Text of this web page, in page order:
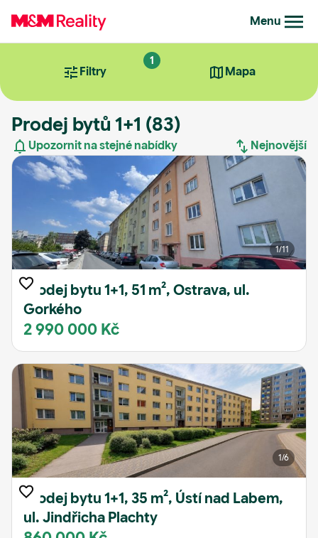
Menu
Filtry
1
Mapa
Prodej bytů 1+1 (83)
Upozornit na stejné nabídky Nejnovější
Nejnovější
Nejstarší
Nejdražší
Nejlevnější
1/11
Prodej bytu 1+1, 51 m², Ostrava, ul.
Gorkého
2 990 000 Kč
1/6
Prodej bytu 1+1, 35 m², Ústí nad Labem,
ul. Jindřicha Plachty